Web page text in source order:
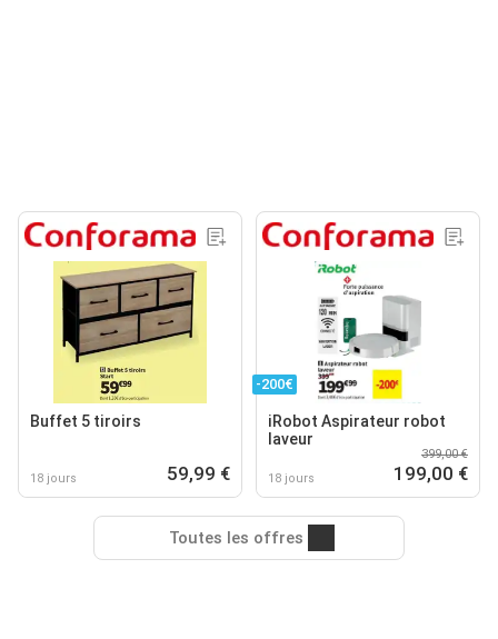
Buffet 5 tiroirs
18 jours 59,99 €
-200€
iRobot Aspirateur robot
laveur
18 jours
399,00 €
199,00 €
Toutes les offres